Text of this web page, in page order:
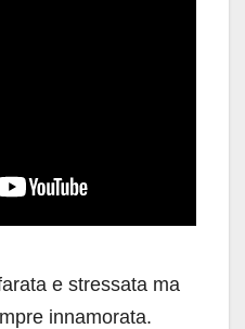
e stressata ma
innamorata.